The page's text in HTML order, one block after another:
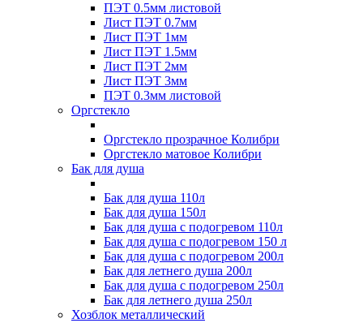
ПЭТ 0.5мм листовой
Лист ПЭТ 0.7мм
Лист ПЭТ 1мм
Лист ПЭТ 1.5мм
Лист ПЭТ 2мм
Лист ПЭТ 3мм
ПЭТ 0.3мм листовой
Оргстекло
Оргстекло прозрачное Колибри
Оргстекло матовое Колибри
Бак для душа
Бак для душа 110л
Бак для душа 150л
Бак для душа с подогревом 110л
Бак для душа с подогревом 150 л
Бак для душа с подогревом 200л
Бак для летнего душа 200л
Бак для душа с подогревом 250л
Бак для летнего душа 250л
Хозблок металлический